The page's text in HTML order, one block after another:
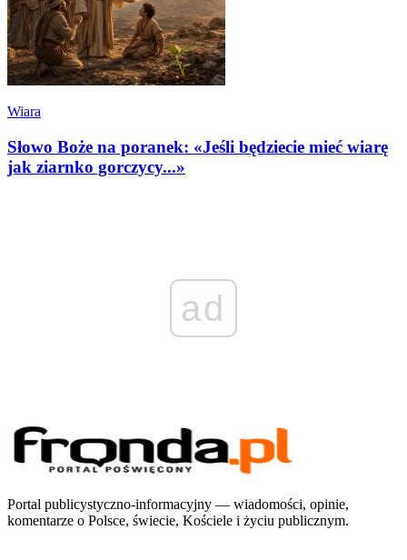
Wiara
Słowo Boże na poranek: «Jeśli będziecie mieć wiarę
jak ziarnko gorczycy...»
ad
Portal publicystyczno-informacyjny — wiadomości, opinie,
komentarze o Polsce, świecie, Kościele i życiu publicznym.